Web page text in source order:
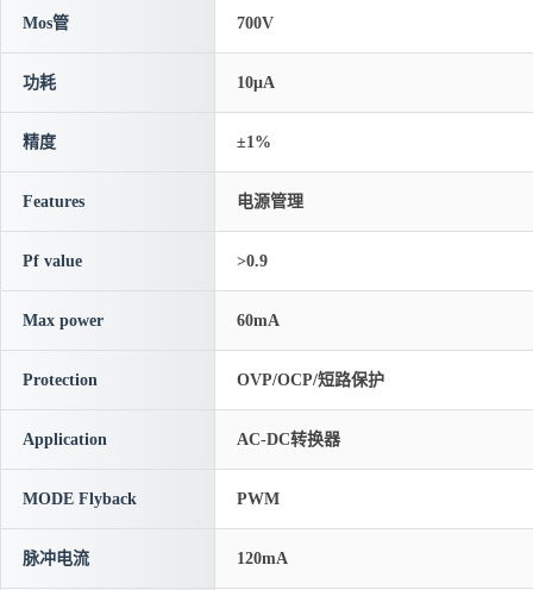
Mos管 700V
功耗 10μA
精度 ±1%
Features 电源管理
Pf value >0.9
Max power 60mA
Protection OVP/OCP/短路保护
Application AC-DC转换器
MODE Flyback PWM
脉冲电流 120mA